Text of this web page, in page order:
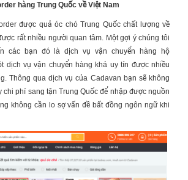
hàng Trung Quốc về Việt Nam
được quả óc chó Trung Quốc chất lượng về
rất nhiều người quan tâm. Một gợi ý chúng tôi
các bạn đó là dịch vụ vận chuyển hàng hộ
dịch vụ vận chuyển hàng khá uy tín được nhiều
Thông qua dịch vụ của Cadavan bạn sẽ không
chi phí sang tận Trung Quốc để nhập được nguồn
không cần lo sợ vấn đề bất đồng ngôn ngữ khi